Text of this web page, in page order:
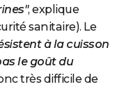
, explique
sanitaire). Le
à la cuisson
le goût du
très difficile de